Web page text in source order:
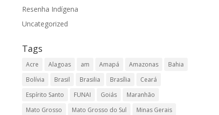
Resenha Indígena
Uncategorized
Tags
Acre Alagoas am Amapá Amazonas
Bahia
Bolívia
Brasil Brasilia Brasília
Ceará
Espírito Santo
FUNAI Goiás
Maranhão
Mato Grosso
Mato Grosso do Sul
Minas Gerais